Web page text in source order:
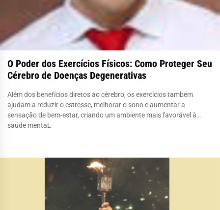
O Poder dos Exercícios Físicos: Como Proteger Seu
Cérebro de Doenças Degenerativas
Além dos benefícios diretos ao cérebro, os exercícios também
ajudam a reduzir o estresse, melhorar o sono e aumentar a
sensação de bem-estar, criando um ambiente mais favorável à
saúde mentaL